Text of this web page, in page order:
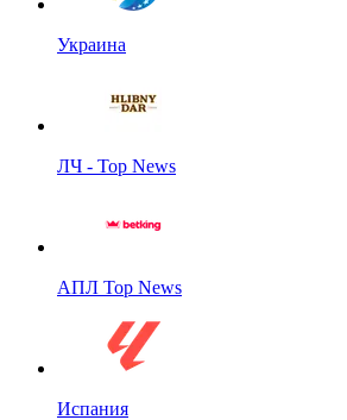
Украина
ЛЧ - Top News
АПЛ Top News
Испания